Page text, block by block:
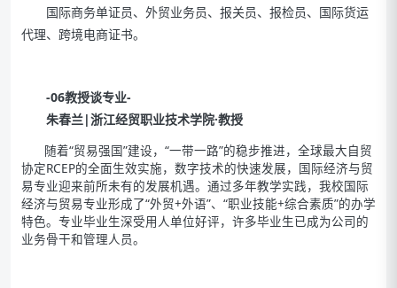
国际商务单证员、外贸业务员、报关员、报检员、国际货运
代理、跨境电商证书。
-06教授谈专业-
朱春兰|浙江经贸职业技术学院·教授
随着“贸易强国”建设，“一带一路”的稳步推进，全球最大自贸
协定RCEP的全面生效实施，数字技术的快速发展，国际经济与贸
易专业迎来前所未有的发展机遇。通过多年教学实践，我校国际
经济与贸易专业形成了“外贸+外语”、“职业技能+综合素质”的办学
特色。专业毕业生深受用人单位好评，许多毕业生已成为公司的
业务骨干和管理人员。